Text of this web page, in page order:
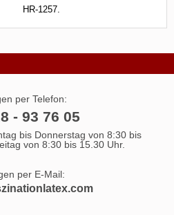
HR-1257.
per Telefon:
- 93 76 05
bis Donnerstag von 8:30 bis
von 8:30 bis 15.30 Uhr.
per E-Mail: